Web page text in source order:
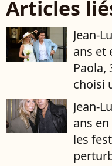
Articles
Jean-
ans et
Paola,
choisi
Jean-
ans
les